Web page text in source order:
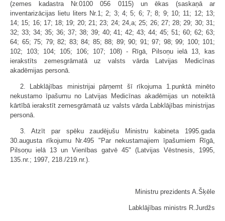
(zemes kadastra Nr.0100 056 0115) un ēkas (saskaņā ar
inventarizācijas lietu liters Nr.1; 2; 3; 4; 5; 6; 7; 8; 9; 10; 11; 12; 13;
14; 15; 16; 17; 18; 19; 20; 21; 23; 24; 24,a; 25; 26; 27; 28; 29; 30; 31;
32; 33; 34; 35; 36; 37; 38; 39; 40; 41; 42; 43; 44; 45; 51; 60; 62; 63;
64; 65; 75; 79; 82; 83; 84; 85; 88; 89; 90; 91; 97; 98; 99; 100; 101;
102; 103; 104; 105; 106; 107; 108) - Rīgā, Pilsoņu ielā 13, kas
ierakstīts zemesgrāmatā uz valsts vārda Latvijas Medicīnas
akadēmijas personā.
2. Labklājības ministrijai pārņemt šī rīkojuma 1.punktā minēto
nekustamo īpašumu no Latvijas Medicīnas akadēmijas un noteiktā
kārtībā ierakstīt zemesgrāmatā uz valsts vārda Labklājības ministrijas
personā.
3. Atzīt par spēku zaudējušu Ministru kabineta 1995.gada
30.augusta rīkojumu Nr.495 "Par nekustamajiem īpašumiem Rīgā,
Pilsoņu ielā 13 un Vienības gatvē 45" (Latvijas Vēstnesis, 1995,
135.nr.; 1997, 218./219.nr.).
Ministru prezidents A.Šķēle
Labklājības ministrs R.Jurdžs